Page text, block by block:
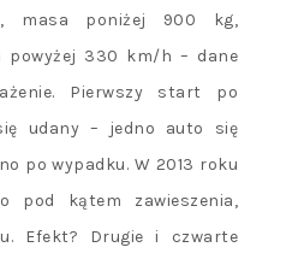
masa poniżej 900 kg,
powyżej 330 km/h – dane
Pierwszy start po
udany – jedno auto się
po wypadku. W 2013 roku
pod kątem zawieszenia,
Efekt? Drugie i czwarte